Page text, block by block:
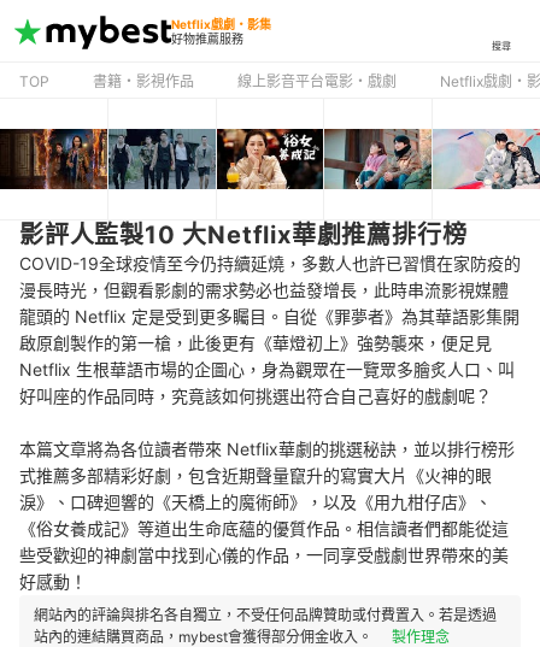
Netflix戲劇・影集
好物推薦服務
搜尋
TOP 書籍・影視作品 線上影音平台電影・戲劇 Netflix戲劇・
影評人監製10 大Netflix華劇推薦排行榜
COVID-19全球疫情至今仍持續延燒，多數人也許已習慣在家防疫的
漫長時光，但觀看影劇的需求勢必也益發增長，此時串流影視媒體
龍頭的 Netflix 定是受到更多矚目。自從《罪夢者》為其華語影集開
啟原創製作的第一槍，此後更有《華燈初上》強勢襲來，便足見
Netflix 生根華語市場的企圖心，身為觀眾在一覽眾多膾炙人口、叫
好叫座的作品同時，究竟該如何挑選出符合自己喜好的戲劇呢？
本篇文章將為各位讀者帶來 Netflix華劇的挑選秘訣，並以排行榜形
式推薦多部精彩好劇，包含近期聲量竄升的寫實大片《火神的眼
淚》、口碑迴響的《天橋上的魔術師》，以及《用九柑仔店》、
《俗女養成記》等道出生命底蘊的優質作品。相信讀者們都能從這
些受歡迎的神劇當中找到心儀的作品，一同享受戲劇世界帶來的美
好感動！
網站內的評論與排名各自獨立，不受任何品牌贊助或付費置入。若是透過
站內的連結購買商品，mybest會獲得部分佣金收入。
製作理念